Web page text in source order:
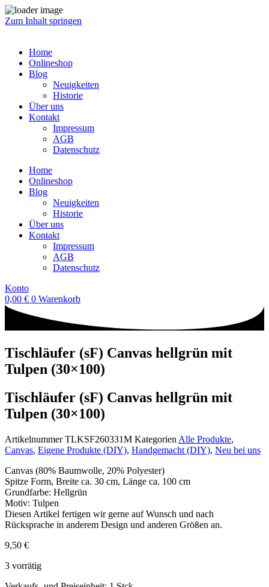
Zum Inhalt springen
Home
Onlineshop
Blog
Neuigkeiten
Historie
Über uns
Kontakt
Impressum
AGB
Datenschutz
Home
Onlineshop
Blog
Neuigkeiten
Historie
Über uns
Kontakt
Impressum
AGB
Datenschutz
Konto
0,00 € 0 Warenkorb
Tischläufer (sF) Canvas hellgrün mit
Tulpen (30×100)
Tischläufer (sF) Canvas hellgrün mit
Tulpen (30×100)
ArtikelnummerTLKSF260331M Kategorien Alle Produkte,
Canvas, Eigene Produkte (DIY), Handgemacht (DIY), Neu bei uns
Canvas (80% Baumwolle, 20% Polyester)
Spitze Form, Breite ca. 30 cm, Länge ca. 100 cm
Grundfarbe: Hellgrün
Motiv: Tulpen
Diesen Artikel fertigen wir gerne auf Wunsch und nach
Rücksprache in anderem Design und anderen Größen an.
9,50 €
3 vorrätig